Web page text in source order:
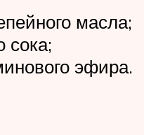
масла;
сока;
эфира.